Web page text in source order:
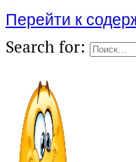
Перейти к
Search for: